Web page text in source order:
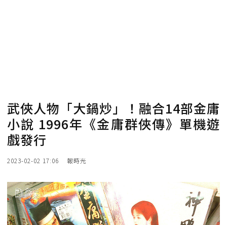
武俠人物「大鍋炒」！融合14部金庸
小說 1996年《金庸群俠傳》單機遊
戲發行
2023-02-02 17:06 報時光